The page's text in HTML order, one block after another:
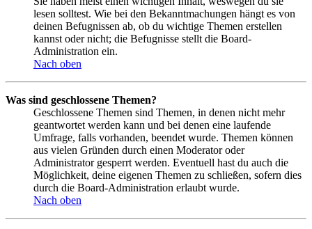
lesen solltest. Wie bei den Bekanntmachungen hängt es von
deinen Befugnissen ab, ob du wichtige Themen erstellen
kannst oder nicht; die Befugnisse stellt die Board-
Administration ein.
Nach oben
Was sind geschlossene Themen?
Geschlossene Themen sind Themen, in denen nicht mehr
geantwortet werden kann und bei denen eine laufende
Umfrage, falls vorhanden, beendet wurde. Themen können
aus vielen Gründen durch einen Moderator oder
Administrator gesperrt werden. Eventuell hast du auch die
Möglichkeit, deine eigenen Themen zu schließen, sofern dies
durch die Board-Administration erlaubt wurde.
Nach oben